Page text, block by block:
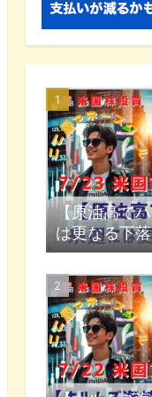
【原油高で
は更なる下